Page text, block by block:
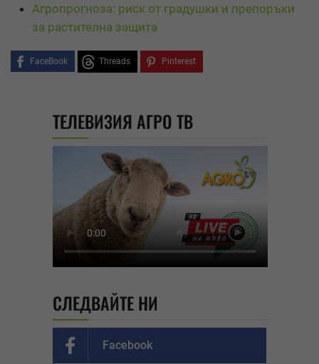
Агропрогноза: риск от градушки и препоръки
за растителна защита
FaceBook Threads Pinterest
ТЕЛЕВИЗИЯ АГРО ТВ
СЛЕДВАЙТЕ НИ
Facebook